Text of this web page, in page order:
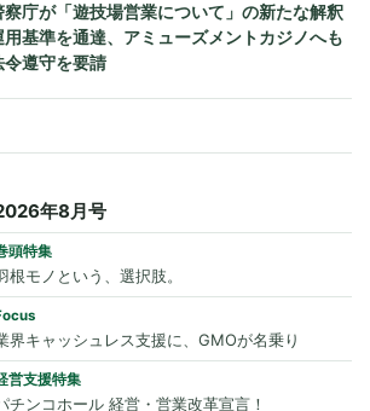
察庁が「遊技場営業について」の新たな解釈
用基準を通達、アミューズメントカジノへも
令遵守を要請
年8月号
頭特集
根モノという、選択肢。
界キャッシュレス支援に、GMOが名乗り
営支援特集
チンコホール 経営・営業改革宣言！